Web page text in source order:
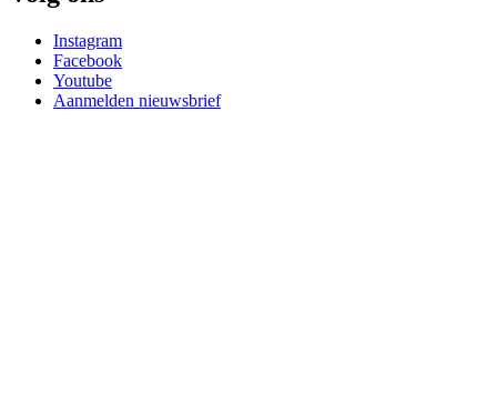
Instagram
Facebook
Youtube
Aanmelden nieuwsbrief